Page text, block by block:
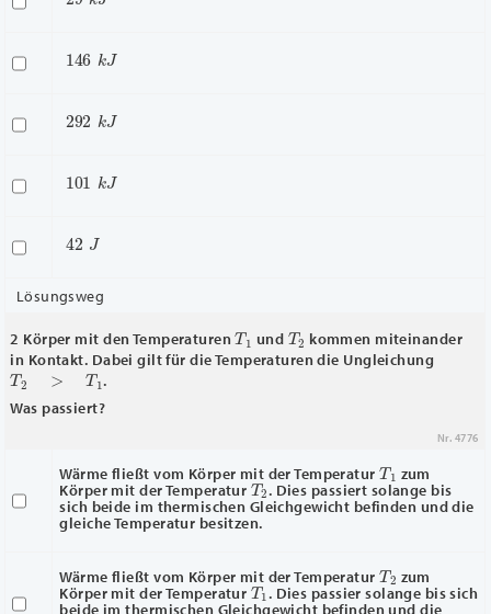
146 kJ
292 kJ
101 kJ
42J
Lösungsweg
2 Körper mit den TemperaturenT1 und T2 kommen miteinander
in Kontakt. Dabei gilt für die Temperaturen die Ungleichung
T2>T1
.
Was passiert?
Nr. 4776
Wärme fließt vom Körper mit der TemperaturT1 zum
Körper mit der TemperaturT2. Dies passiert solange bis
sich beide im thermischen Gleichgewicht befinden und die
gleiche Temperatur besitzen.
Wärme fließt vom Körper mit der TemperaturT2 zum
Körper mit der TemperaturT1. Dies passier solange bis sich
beide im thermischen Gleichgewicht befinden und die